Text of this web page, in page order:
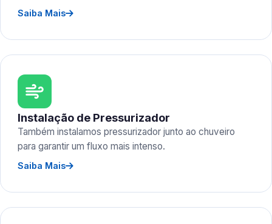
Saiba Mais
Instalação de Pressurizador
Também instalamos pressurizador junto ao chuveiro
para garantir um fluxo mais intenso.
Saiba Mais